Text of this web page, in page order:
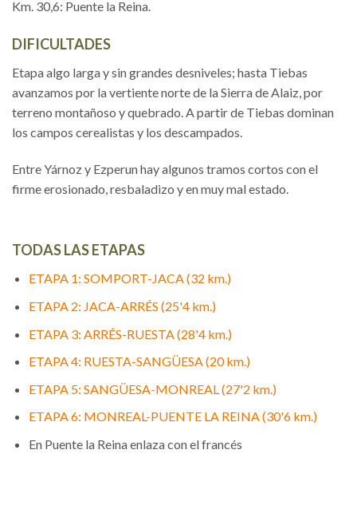
Km. 30,6: Puente la Reina.
DIFICULTADES
Etapa algo larga y sin grandes desniveles; hasta Tiebas
avanzamos por la vertiente norte de la Sierra de Alaiz, por
terreno montañoso y quebrado. A partir de Tiebas dominan
los campos cerealistas y los descampados.
Entre Yárnoz y Ezperun hay algunos tramos cortos con el
firme erosionado, resbaladizo y en muy mal estado.
TODAS LAS ETAPAS
ETAPA 1: SOMPORT-JACA (32 km.)
ETAPA 2: JACA-ARRÉS (25'4 km.)
ETAPA 3: ARRÉS-RUESTA (28'4 km.)
ETAPA 4: RUESTA-SANGÜESA (20 km.)
ETAPA 5: SANGÜESA-MONREAL (27'2 km.)
ETAPA 6: MONREAL-PUENTE LA REINA (30'6 km.)
En Puente la Reina enlaza con el francés